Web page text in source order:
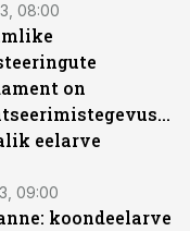
08:00
on
eelarve
09:00
koondeelarve